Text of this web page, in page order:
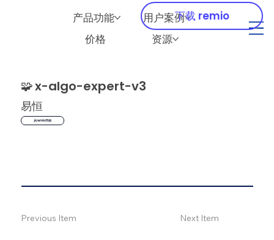
产品功能
用户案例
价格
资源
下载 remio
🧩x-algo-expert-v3
易恒
从remio开始
Previous Item Next Item